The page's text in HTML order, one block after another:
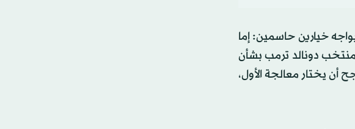
خيارين حاسمين: إما
دونالد ترمب بشأن
أن يختار معالجة الأول،